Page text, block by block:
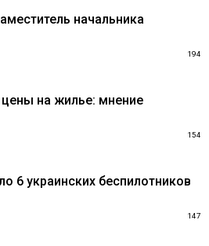
начальника
194
на жилье: мнение
154
6 украинских беспилотников
147